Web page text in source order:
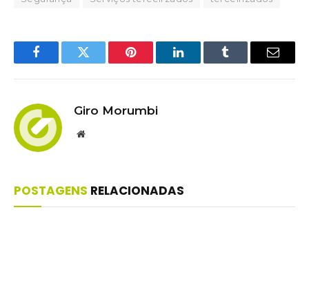
FacebookTwitter Pinterest LinkedInTumblr Email
Giro Morumbi
Website
POSTAGENS RELACIONADAS